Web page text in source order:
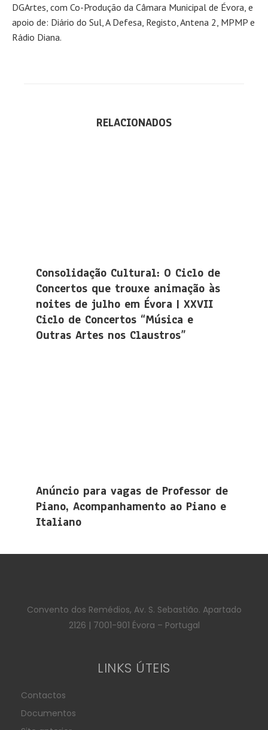
DGArtes, com Co-Produção da Câmara Municipal de Évora, e
apoio de: Diário do Sul, A Defesa, Registo, Antena 2, MPMP e
Rádio Diana.
RELACIONADOS
Consolidação Cultural: O Ciclo de
Concertos que trouxe animação às
noites de julho em Évora | XXVII
Ciclo de Concertos “Música e
Outras Artes nos Claustros”
Anúncio para vagas de Professor de
Piano, Acompanhamento ao Piano e
Italiano
Convento dos Remédios, Av. S. Sebastião. Apartado
2126 | 7001-901 Évora – Portugal
LINKS ÚTEIS
Contactos
Documentos